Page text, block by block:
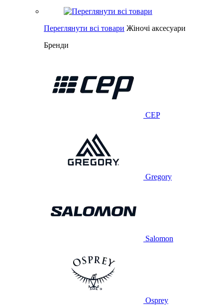
Переглянути всі товари Жіночі аксесуари
Бренди
CEP
Gregory
Salomon
Osprey